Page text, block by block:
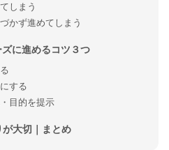
しまう
かず進めてしまう
に進めるコツ３つ
する
目的を提示
大切｜まとめ